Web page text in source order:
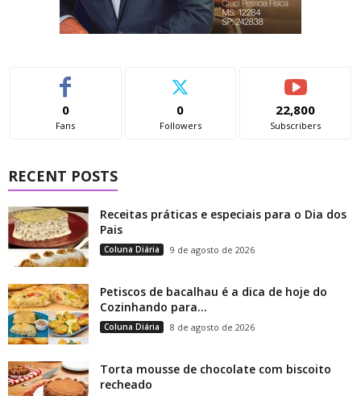
0
Fans
0
Followers
22,800
Subscribers
RECENT POSTS
Receitas práticas e especiais para o Dia dos
Pais
Coluna Diária 9 de agosto de 2026
Petiscos de bacalhau é a dica de hoje do
Cozinhando para...
Coluna Diária 8 de agosto de 2026
Torta mousse de chocolate com biscoito
recheado